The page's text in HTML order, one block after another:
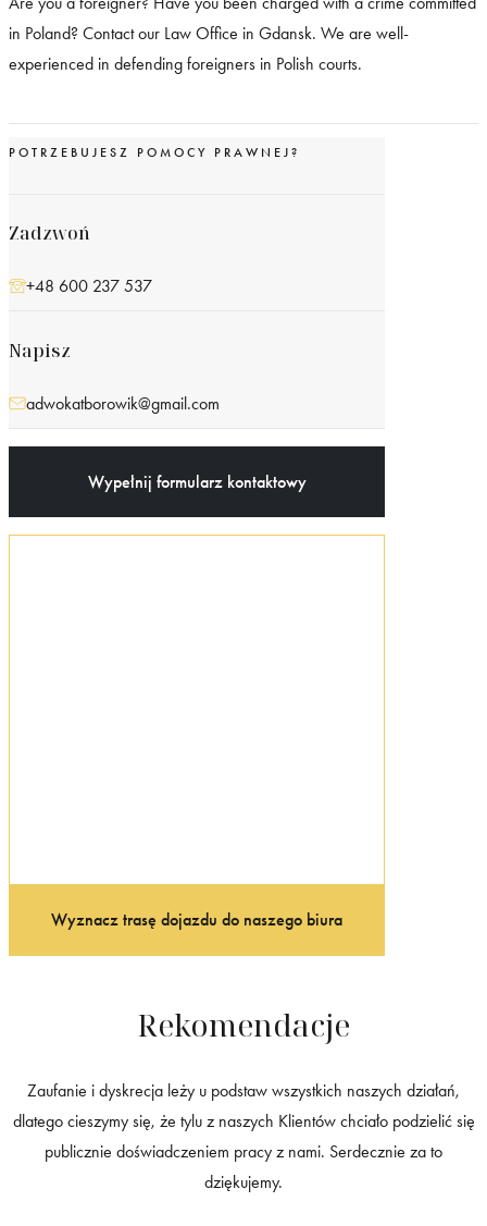
in Poland? Contact our Law Office in Gdansk. We are well-
experienced in defending foreigners in Polish courts.
POTRZEBUJESZ POMOCY PRAWNEJ?
Zadzwoń
+48 600 237 537
Napisz
adwokatborowik@gmail.com
Wypełnij formularz kontaktowy
Wyznacz trasę dojazdu do naszego biura
Rekomendacje
Zaufanie i dyskrecja leży u podstaw wszystkich naszych działań,
dlatego cieszymy się, że tylu z naszych Klientów chciało podzielić się
publicznie doświadczeniem pracy z nami. Serdecznie za to
dziękujemy.